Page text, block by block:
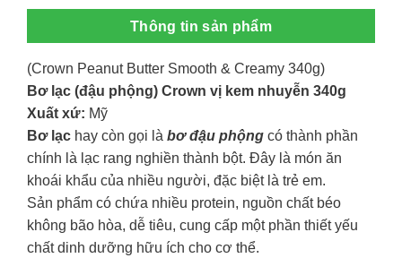
Thông tin sản phẩm
(Crown Peanut Butter Smooth & Creamy 340g)
Bơ lạc (đậu phộng) Crown vị kem nhuyễn 340g
Xuất xứ: Mỹ
Bơ lạchay còn gọi là bơ đậu phộngcó thành phần
chính là lạc rang nghiền thành bột. Đây là món ăn
khoái khẩu của nhiều người, đặc biệt là trẻ em.
Sản phẩm có chứa nhiều protein, nguồn chất béo
không bão hòa, dễ tiêu, cung cấp một phần thiết yếu
chất dinh dưỡng hữu ích cho cơ thể.